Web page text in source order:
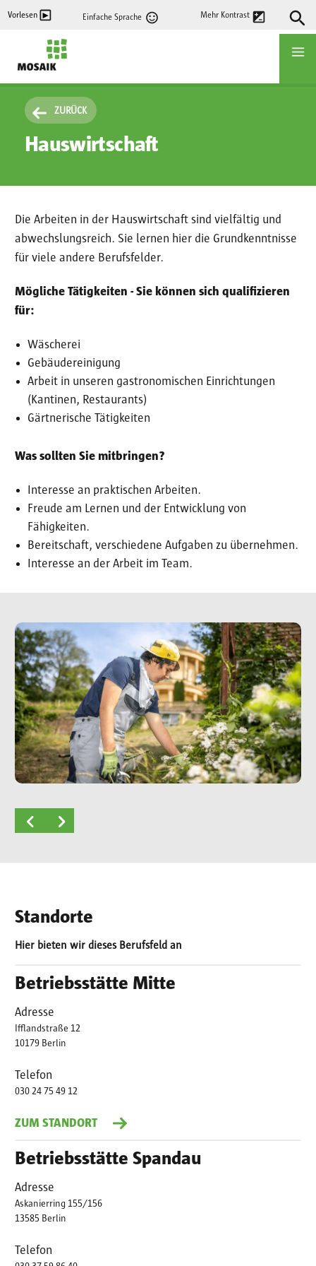
Vorlesen Einfache Sprache Mehr Kontrast
ZURÜCK
Hauswirtschaft
Die Arbeiten in der Hauswirtschaft sind vielfältig und
abwechslungsreich. Sie lernen hier die Grundkenntnisse
für viele andere Berufsfelder.
Mögliche Tätigkeiten - Sie können sich qualifizieren
für:
Wäscherei
Gebäudereinigung
Arbeit in unseren gastronomischen Einrichtungen
(Kantinen, Restaurants)
Gärtnerische Tätigkeiten
Was sollten Sie mitbringen?
Interesse an praktischen Arbeiten.
Freude am Lernen und der Entwicklung von
Fähigkeiten.
Bereitschaft, verschiedene Aufgaben zu übernehmen.
Interesse an der Arbeit im Team.
Image
Standorte
Hier bieten wir dieses Berufsfeld an
Betriebsstätte Mitte
Adresse
Ifflandstraße 12
10179 Berlin
Telefon
030 24 75 49 12
ZUM STANDORT
Betriebsstätte Spandau
Adresse
Askanierring 155/156
13585 Berlin
Telefon